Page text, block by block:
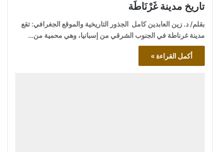
تاريخ مدينة غَرْنَاطَة
بقلم/ د. زين العابدين كامل الجذور التاريخية والموقع الجغرافي: تقع
مدينة غرناطة في الجنوب الشرقي من إسبانيا، وهي محمية من…
أكمل القراءة »